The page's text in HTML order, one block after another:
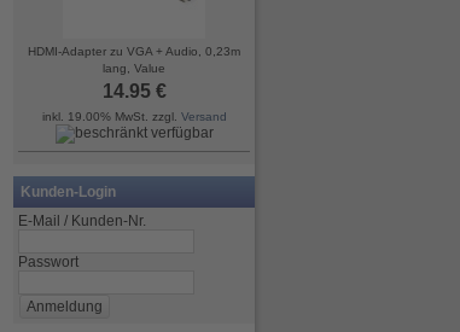
HDMI-Adapter zu VGA + Audio, 0,23m
lang, Value
14.95 €
inkl. 19.00% MwSt. zzgl. Versand
Kunden-Login
E-Mail / Kunden-Nr.
Passwort